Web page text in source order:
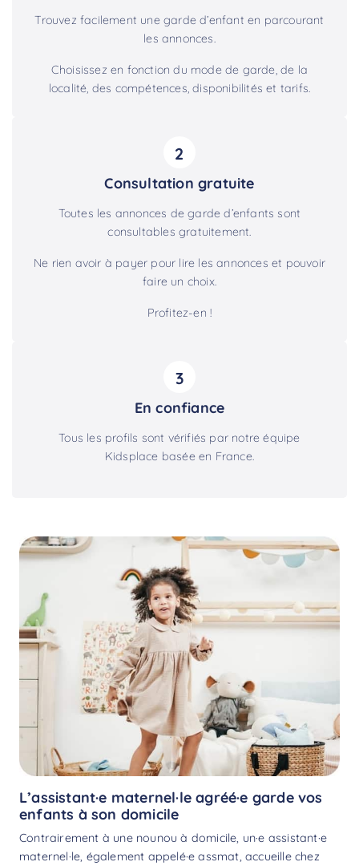
Trouvez facilement une garde d’enfant en parcourant
les annonces.
Choisissez en fonction du mode de garde, de la
localité, des compétences, disponibilités et tarifs.
2
Consultation gratuite
Toutes les annonces de garde d’enfants sont
consultables gratuitement.
Ne rien avoir à payer pour lire les annonces et pouvoir
faire un choix.
Profitez-en !
3
En confiance
Tous les profils sont vérifiés par notre équipe
Kidsplace basée en France.
L’assistant·e maternel·le agréé·e garde vos
enfants à son domicile
Contrairement à une nounou à domicile, un·e assistant·e
maternel·le, également appelé·e assmat, accueille chez